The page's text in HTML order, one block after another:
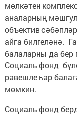
мөлкәтен
аналарның
объектив
айга билгеләнә.
балаларны да бер
Социаль фонд
рәвешле һәр
мөмкин.
Социаль фонд